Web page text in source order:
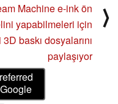
Machine e-ink ön
yapabilmeleri için
baskı dosyalarını
paylaşıyor
⟩